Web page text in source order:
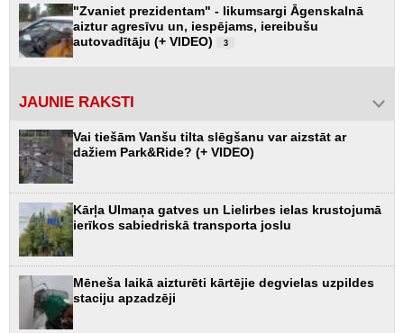
"Zvaniet prezidentam" - likumsargi Āgenskalnā
aiztur agresīvu un, iespējams, iereibušu
autovadītāju (+ VIDEO)
3
JAUNIE RAKSTI
Vai tiešām Vanšu tilta slēgšanu var aizstāt ar
dažiem Park&Ride? (+ VIDEO)
Kārļa Ulmaņa gatves un Lielirbes ielas krustojumā
ierīkos sabiedriskā transporta joslu
Mēneša laikā aizturēti kārtējie degvielas uzpildes
staciju apzadzēji